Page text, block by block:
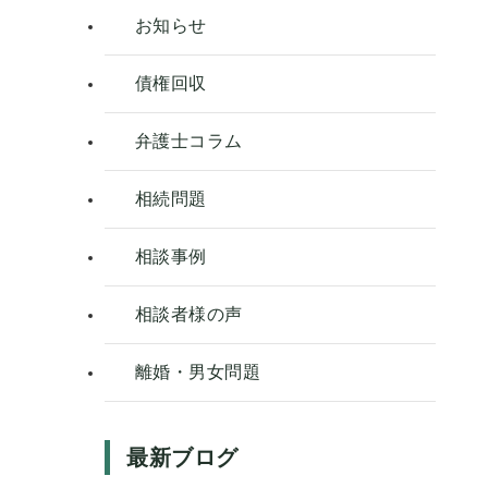
お知らせ
債権回収
弁護士コラム
相続問題
相談事例
相談者様の声
離婚・男女問題
最新ブログ